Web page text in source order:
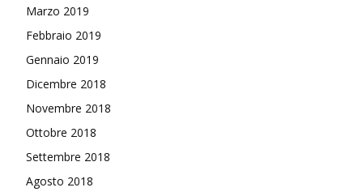
Marzo 2019
Febbraio 2019
Gennaio 2019
Dicembre 2018
Novembre 2018
Ottobre 2018
Settembre 2018
Agosto 2018